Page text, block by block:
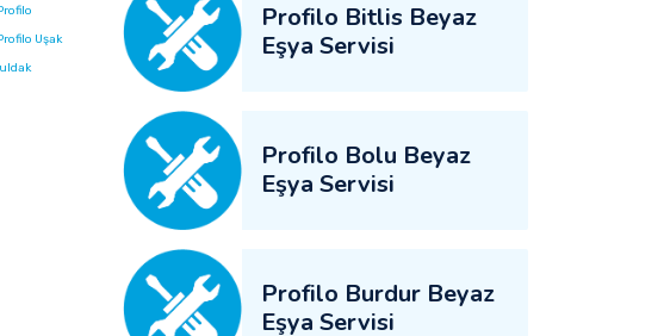
Uşak
Profilo Bitlis Beyaz
Eşya Servisi
Profilo Bolu Beyaz
Eşya Servisi
Profilo Burdur Beyaz
Eşya Servisi